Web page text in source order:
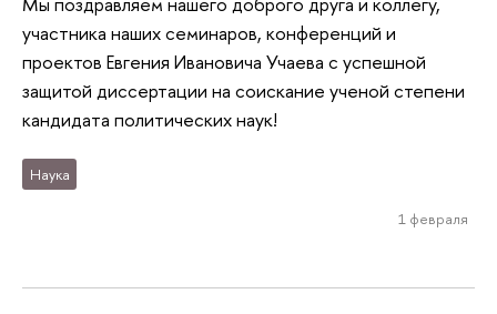
участника наших семинаров, конференций и
проектов Евгения Ивановича Учаева с успешной
защитой диссертации на соискание ученой степени
кандидата политических наук!
Наука
1 февраля